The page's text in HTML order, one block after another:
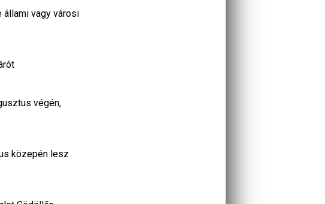
állami vagy városi
végén,
közepén lesz